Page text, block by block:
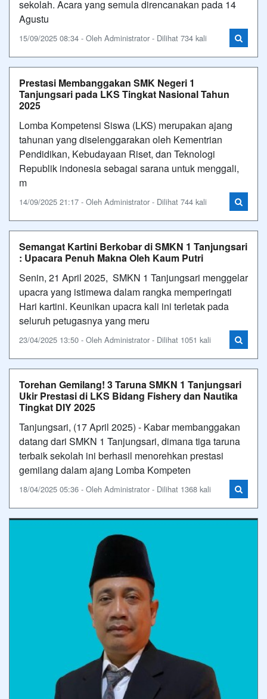
sekolah. Acara yang semula direncanakan pada 14
Agustu
15/09/2025 08:34 - Oleh Administrator - Dilihat 734 kali
Prestasi Membanggakan SMK Negeri 1
Tanjungsari pada LKS Tingkat Nasional Tahun
2025
Lomba Kompetensi Siswa (LKS) merupakan ajang
tahunan yang diselenggarakan oleh Kementrian
Pendidikan, Kebudayaan Riset, dan Teknologi
Republik indonesia sebagai sarana untuk menggali,
m
14/09/2025 21:17 - Oleh Administrator - Dilihat 744 kali
Semangat Kartini Berkobar di SMKN 1 Tanjungsari
: Upacara Penuh Makna Oleh Kaum Putri
Senin, 21 April 2025, SMKN 1 Tanjungsari menggelar
upacra yang istimewa dalam rangka memperingati
Hari kartini. Keunikan upacra kali ini terletak pada
seluruh petugasnya yang meru
23/04/2025 13:50 - Oleh Administrator - Dilihat 1051 kali
Torehan Gemilang! 3 Taruna SMKN 1 Tanjungsari
Ukir Prestasi di LKS Bidang Fishery dan Nautika
Tingkat DIY 2025
Tanjungsari, (17 April 2025) - Kabar membanggakan
datang dari SMKN 1 Tanjungsari, dimana tiga taruna
terbaik sekolah ini berhasil menorehkan prestasi
gemilang dalam ajang Lomba Kompeten
18/04/2025 05:36 - Oleh Administrator - Dilihat 1368 kali